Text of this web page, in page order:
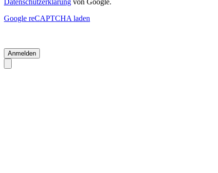
Google reCAPTCHA laden
Anmelden